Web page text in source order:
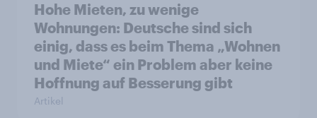
Hohe Mieten, zu wenige
Wohnungen: Deutsche sind sich
einig, dass es beim Thema „Wohnen
und Miete“ ein Problem aber keine
Hoffnung auf Besserung gibt
Artikel